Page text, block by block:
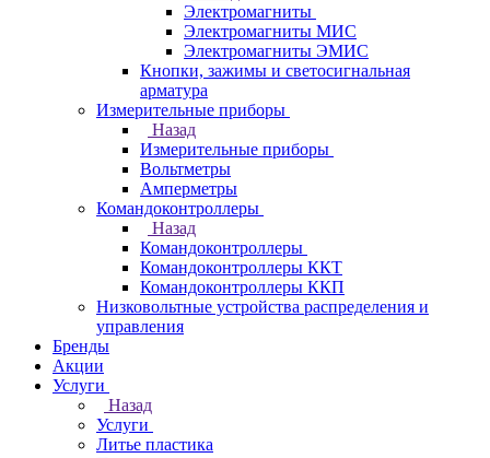
Электромагниты
Электромагниты МИС
Электромагниты ЭМИС
Кнопки, зажимы и светосигнальная
арматура
Измерительные приборы
Назад
Измерительные приборы
Вольтметры
Амперметры
Командоконтроллеры
Назад
Командоконтроллеры
Командоконтроллеры ККТ
Командоконтроллеры ККП
Низковольтные устройства распределения и
управления
Бренды
Акции
Услуги
Назад
Услуги
Литье пластика